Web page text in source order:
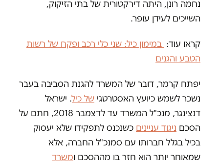
נחמה רונן, היתה דירקטורית של בתי הזיקוק,
השייכים לעידן עופר.
קראו עוד: במימון כיל: שני כלי רכב ופקח של רשות
הטבע והגנים
יפתח קרמר, דובר של המשרד להגנת הסביבה בעבר
נשכר לשמש כיועץ האסטרטגי של כיל. ישראל
דנצינגר, מנכ"ל המשרד עד לדצמבר 2018, חתם על
הסכם ניגוד עניינים כשנכנס לתפקידו שלא יעסוק
בכיל בגלל חברותו עם סמנכ"ל החברה, אלא
שמאוחר יותר הוא חזר בו מההסכם ומשרד